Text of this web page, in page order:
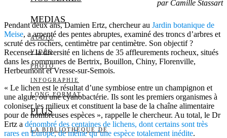
MEDIAS
AUDIO
VIDÉO
PHOTO
INFOGRAPHIE
LONG FORMAT
PLUS
LA BIBLIOTHÈQUE DE
par Camille Stassart
Pendant deux ans, Damien Ertz, chercheur au Jardin botanique de
Meise, a arpenté des pentes abruptes, examiné des troncs d’arbres et
scruté des rochers, centimètre par centimètre. Son objectif ?
Recenser la diversité en lichens de 35 affleurements rocheux, situés
dans les communes de Bertrix, Bouillon, Chiny, Florenville,
Herbeumont et Vresse-sur-Semois.
« Le lichen est le résultat d’une symbiose entre un champignon et
une algue, ou une cyanobactérie. Ils sont les premiers organismes à
coloniser les milieux et constituent la base de la chaîne alimentaire
pour de nombreuses espèces », rappelle le chercheur. Au total, le Dr
Ertz a dénombré des centaines de lichens, dont certains sont très
rares en Europe, de même qu’une espèce totalement inédite.